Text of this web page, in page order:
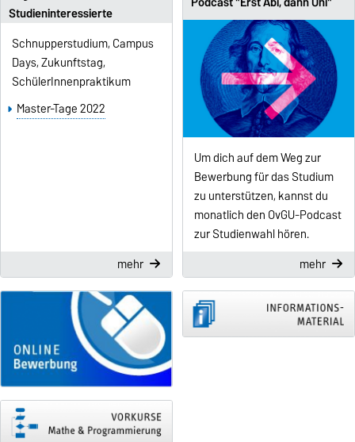
Studieninteressierte
Schnupperstudium, Campus
Days, Zukunftstag,
SchülerInnenpraktikum
Master-Tage 2022
mehr
Um dich auf dem Weg zur
Bewerbung für das Studium
zu unterstützen, kannst du
monatlich den OvGU-Podcast
zur Studienwahl hören.
mehr